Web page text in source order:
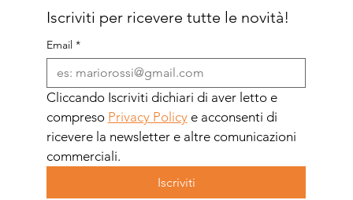
Iscriviti per ricevere tutte le novità!
Email *
Cliccando Iscriviti dichiari di aver letto e
compreso Privacy Policy e acconsenti di
ricevere la newsletter e altre comunicazioni
commerciali.
Iscriviti